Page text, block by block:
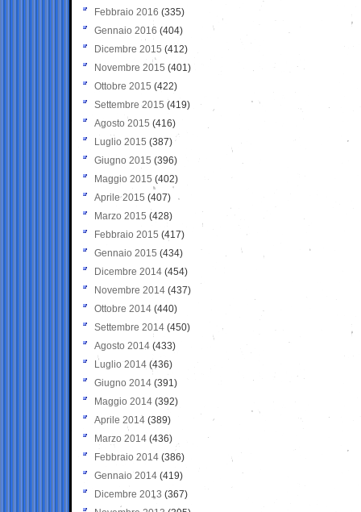
Febbraio 2016 (335)
Gennaio 2016 (404)
Dicembre 2015 (412)
Novembre 2015 (401)
Ottobre 2015 (422)
Settembre 2015 (419)
Agosto 2015 (416)
Luglio 2015 (387)
Giugno 2015 (396)
Maggio 2015 (402)
Aprile 2015 (407)
Marzo 2015 (428)
Febbraio 2015 (417)
Gennaio 2015 (434)
Dicembre 2014 (454)
Novembre 2014 (437)
Ottobre 2014 (440)
Settembre 2014 (450)
Agosto 2014 (433)
Luglio 2014 (436)
Giugno 2014 (391)
Maggio 2014 (392)
Aprile 2014 (389)
Marzo 2014 (436)
Febbraio 2014 (386)
Gennaio 2014 (419)
Dicembre 2013 (367)